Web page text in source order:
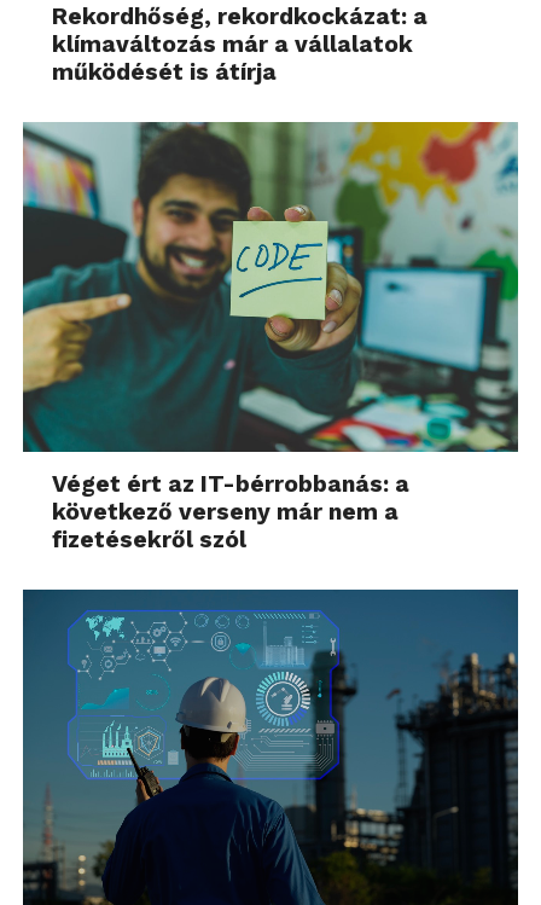
Rekordhőség, rekordkockázat: a
klímaváltozás már a vállalatok
működését is átírja
Véget ért az IT-bérrobbanás: a
következő verseny már nem a
fizetésekről szól